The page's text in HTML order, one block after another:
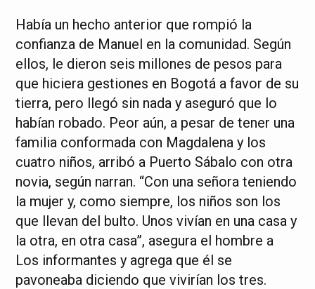
Había un hecho anterior que rompió la
confianza de Manuel en la comunidad. Según
ellos, le dieron seis millones de pesos para
que hiciera gestiones en Bogotá a favor de su
tierra, pero llegó sin nada y aseguró que lo
habían robado. Peor aún, a pesar de tener una
familia conformada con Magdalena y los
cuatro niños, arribó a Puerto Sábalo con otra
novia, según narran. “Con una señora teniendo
la mujer y, como siempre, los niños son los
que llevan del bulto. Unos vivían en una casa y
la otra, en otra casa”, asegura el hombre a
Los informantes y agrega que él se
pavoneaba diciendo que vivirían los tres.